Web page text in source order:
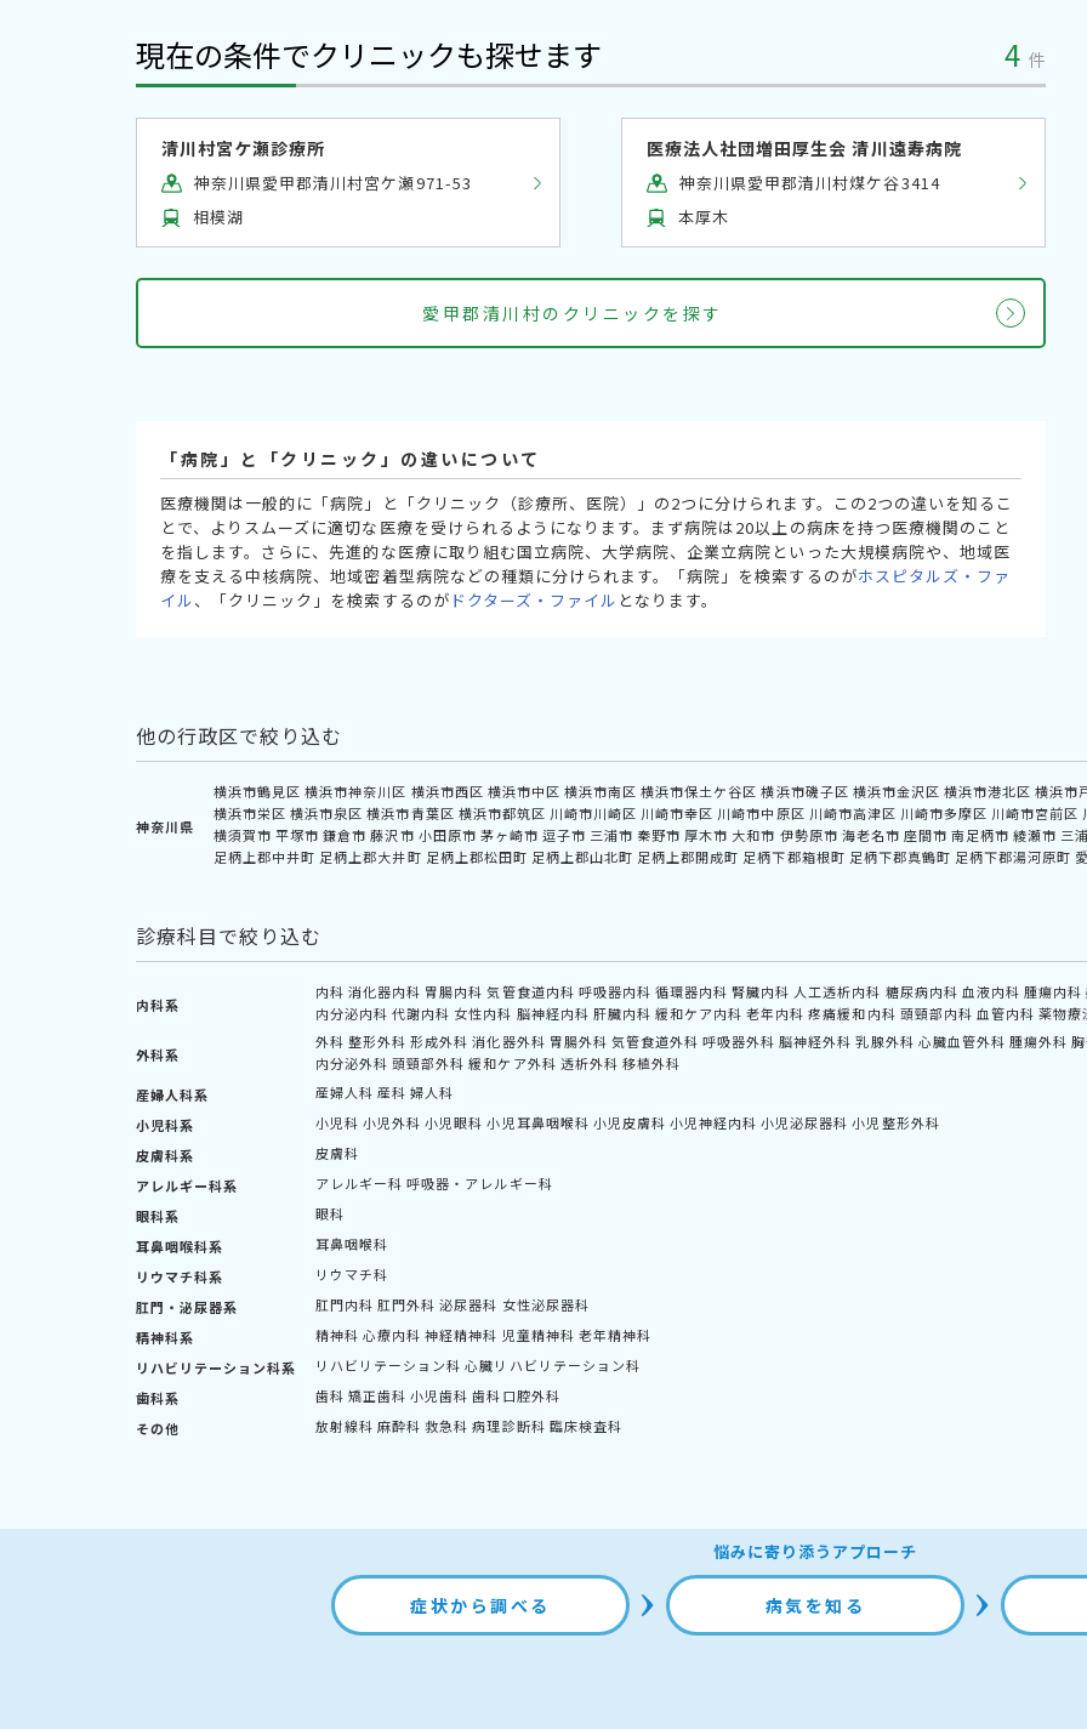
現在の条件でクリニックも探せます 4 件
清川村宮ケ瀬診療所
神奈川県愛甲郡清川村宮ケ瀬971-53
相模湖
医療法人社団増田厚生会 清川遠寿病院
神奈川県愛甲郡清川村煤ケ谷3414
本厚木
愛甲郡清川村のクリニックを探す
「病院」と「クリニック」の違いについて
医療機関は一般的に「病院」と「クリニック（診療所、医院）」の2つに分けられます。この2つの違いを知るこ
とで、よりスムーズに適切な医療を受けられるようになります。まず病院は20以上の病床を持つ医療機関のこと
を指します。さらに、先進的な医療に取り組む国立病院、大学病院、企業立病院といった大規模病院や、地域医
療を支える中核病院、地域密着型病院などの種類に分けられます。「病院」を検索するのがホスピタルズ・ファ
イル、「クリニック」を検索するのが ドクターズ・ファイル となります。
他の行政区で絞り込む
神奈川県
横浜市鶴見区 横浜市神奈川区 横浜市西区 横浜市中区 横浜市南区 横浜市保土ケ谷区 横浜市磯子区 横浜市金沢区 横浜市港北区 横浜市
横浜市栄区 横浜市泉区 横浜市青葉区 横浜市都筑区 川崎市川崎区 川崎市幸区 川崎市中原区 川崎市高津区 川崎市多摩区 川崎市宮前区
横須賀市 平塚市 鎌倉市 藤沢市 小田原市 茅ヶ崎市 逗子市 三浦市 秦野市 厚木市 大和市 伊勢原市 海老名市 座間市 南足柄市 綾瀬市 三
足柄上郡中井町 足柄上郡大井町 足柄上郡松田町 足柄上郡山北町 足柄上郡開成町 足柄下郡箱根町 足柄下郡真鶴町 足柄下郡湯河原町
診療科目で絞り込む
内科系
内科 消化器内科 胃腸内科 気管食道内科 呼吸器内科 循環器内科 腎臓内科 人工透析内科 糖尿病内科 血液内科 腫瘍内科
内分泌内科 代謝内科 女性内科 脳神経内科 肝臓内科 緩和ケア内科 老年内科 疼痛緩和内科 頭頸部内科 血管内科 薬物療
外科系
外科 整形外科 形成外科 消化器外科 胃腸外科 気管食道外科 呼吸器外科 脳神経外科 乳腺外科 心臓血管外科 腫瘍外科
内分泌外科 頭頸部外科 緩和ケア外科 透析外科 移植外科
産婦人科系
産婦人科 産科 婦人科
小児科系
小児科 小児外科 小児眼科 小児耳鼻咽喉科 小児皮膚科 小児神経内科 小児泌尿器科 小児整形外科
皮膚科系
皮膚科
アレルギー科系
アレルギー科 呼吸器・アレルギー科
眼科系
眼科
耳鼻咽喉科系
耳鼻咽喉科
リウマチ科系
リウマチ科
肛門・泌尿器系
肛門内科 肛門外科 泌尿器科 女性泌尿器科
精神科系
精神科 心療内科 神経精神科 児童精神科 老年精神科
リハビリテーション科系
リハビリテーション科 心臓リハビリテーション科
歯科系
歯科 矯正歯科 小児歯科 歯科口腔外科
その他
放射線科 麻酔科 救急科 病理診断科 臨床検査科
悩みに寄り添うアプローチ
症状から調べる 病気を知る